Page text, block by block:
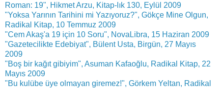
Roman: 19", Hikmet Arzu, Kitap-lık 130, Eylül 2009
"Yoksa Yarının Tarihini mi Yazıyoruz?", Gökçe Mine Olgun,
Radikal Kitap, 10 Temmuz 2009
"Cem Akaş'a 19 için 10 Soru", NovaLibra, 15 Haziran 2009
"Gazetecilikte Edebiyat", Bülent Usta, Birgün, 27 Mayıs
2009
"Boş bir kağıt gibiyim", Asuman Kafaoğlu, Radikal Kitap, 22
Mayıs 2009
"Bu kulübe üye olmayan giremez!", Görkem Yeltan, Radikal